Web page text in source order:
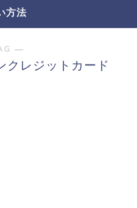
方法
―
クレジットカード